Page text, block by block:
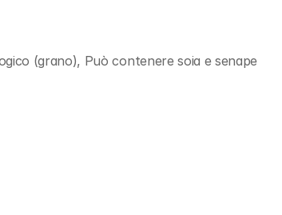
(grano), Può contenere soia e senape